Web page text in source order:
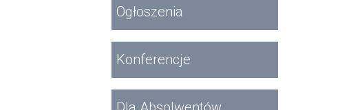
Ogłoszenia
Konferencje